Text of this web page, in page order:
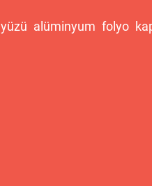
alüminyum folyo